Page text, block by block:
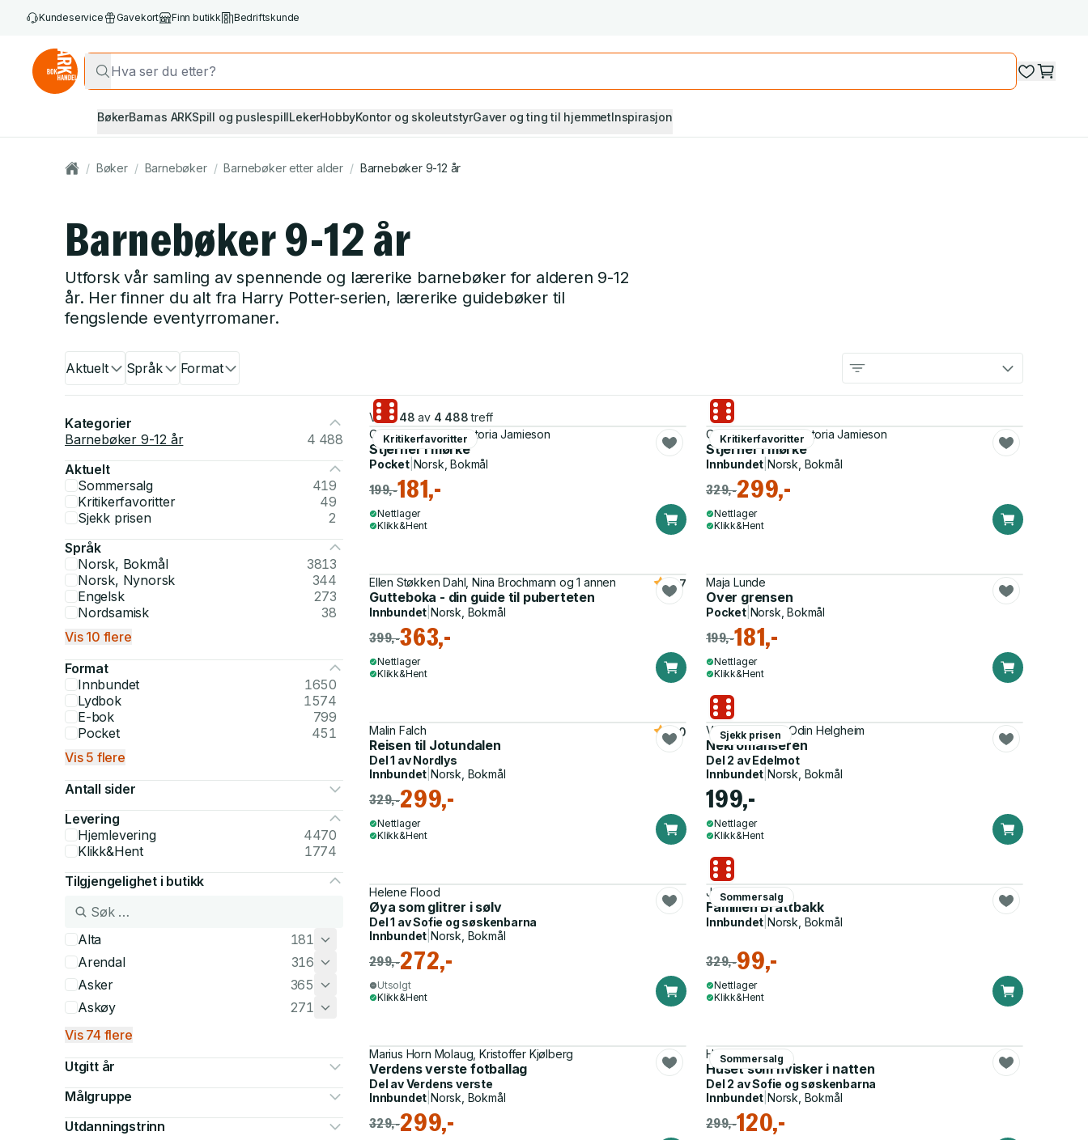
Kundeservice Gavekort Finn butikk Bedriftskunde
BøkerBarnas ARKSpill og puslespillLekerHobbyKontor og skoleutstyrGaver og ting til hjemmetInspirasjon
/ Bøker / Barnebøker / Barnebøker etter alder / Barnebøker 9-12 år
Barnebøker 9-12 år
Utforsk vår samling av spennende og lærerike barnebøker for alderen 9-12
år. Her finner du alt fra Harry Potter-serien, lærerike guidebøker til
fengslende eventyrromaner.
Aktuelt Språk Format
Kategorier
Barnebøker 9-12 år
4 488
Aktuelt
Sommersalg
419
Kritikerfavoritter
49
Sjekk prisen
2
Språk
Norsk, Bokmål
3813
Norsk, Nynorsk
344
Engelsk
273
Nordsamisk
38
Vis 10 flere
Format
Innbundet
1650
Lydbok
1574
E-bok
799
Pocket
451
Vis 5 flere
Antall sider
Levering
Hjemlevering
4470
Klikk&Hent
1774
Tilgjengelighet i butikk
Alta
181
Arendal
316
Asker
365
Askøy
271
Vis 74 flere
Utgitt år
Målgruppe
Utdanningstrinn
Viser 48 av 4 488 treff
Kritikerfavoritter
Omar Mohamed, Victoria Jamieson
Stjerner i mørke
Pocket| Norsk, Bokmål
199,-181,-
Nettlager
Klikk&Hent
Kritikerfavoritter
Omar Mohamed, Victoria Jamieson
Stjerner i mørke
Innbundet |Norsk, Bokmål
329,-299,-
Nettlager
Klikk&Hent
Ellen Støkken Dahl, Nina Brochmann og 1 annen
Gutteboka - din guide til puberteten
4.7
Innbundet |Norsk, Bokmål
399,-363,-
Nettlager
Klikk&Hent
Maja Lunde
Over grensen
Pocket| Norsk, Bokmål
199,-181,-
Nettlager
Klikk&Hent
Malin Falch
Reisen til Jotundalen
5.0
Del 1 avNordlys
Innbundet |Norsk, Bokmål
329,-299,-
Nettlager
Klikk&Hent
Sjekk prisen
Victor Sotberg, Odin Helgheim
Nekromanseren
Del 2 avEdelmot
Innbundet |Norsk, Bokmål
199,-
Nettlager
Klikk&Hent
Helene Flood
Øya som glitrer i sølv
Del 1 avSofie og søskenbarna
Innbundet |Norsk, Bokmål
299,-272,-
Utsolgt
Klikk&Hent
Sommersalg
Julia Kahrs
Familien Brattbakk
Innbundet |Norsk, Bokmål
329,-99,-
Nettlager
Klikk&Hent
Marius Horn Molaug, Kristoffer Kjølberg
Verdens verste fotballag
Del avVerdens verste
Innbundet |Norsk, Bokmål
329,-299,-
Sommersalg
Helene Flood
Huset som hvisker i natten
Del 2 avSofie og søskenbarna
Innbundet |Norsk, Bokmål
299,-120,-